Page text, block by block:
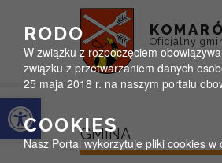
Otwórz pasek narzędzi
Oficjalny
GMINA
RODO
W związku z rozpoczęciem
związku z przetwarzaniem danych
25 maja 2018 r. na naszym portalu
COOKIES
Nasz Portal wykorzytuje pliki cookies